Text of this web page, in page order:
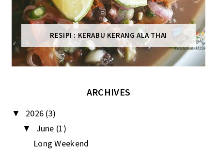
RESIPI : KERABU KERANG ALA THAI
ARCHIVES
▼ 2026 (3)
▼ June (1)
Long Weekend